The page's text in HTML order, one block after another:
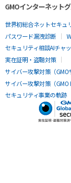
GMOインターネット
世界初総合ネットセキュ
パスワード漏洩診断
セキュリティ相談AIチャ
実在証明・盗聴対策
サイバー攻撃対策（GMO
サイバー攻撃対策（GMO
セキュリティ事業の軌跡